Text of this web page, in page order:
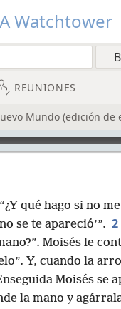
Watchtower
REUNIONES
Mundo (edición de
qué hago si no
se te apareció’”. 2
Moisés le
Y, cuando la
Moisés se
la mano y